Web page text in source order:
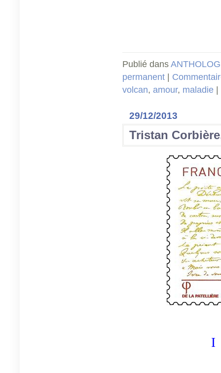
Publié dans
permanent |
volcan, amour, maladie |
29/12/2013
Tristan
I